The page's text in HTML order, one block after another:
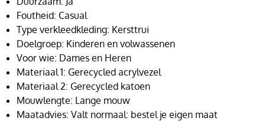
Foutheid: Casual
Type verkleedkleding: Kersttrui
Doelgroep: Kinderen en volwassenen
Voor wie: Dames en Heren
Materiaal 1: Gerecycled acrylvezel
Materiaal 2: Gerecycled katoen
Mouwlengte: Lange mouw
Maatadvies: Valt normaal: bestel je eigen maat